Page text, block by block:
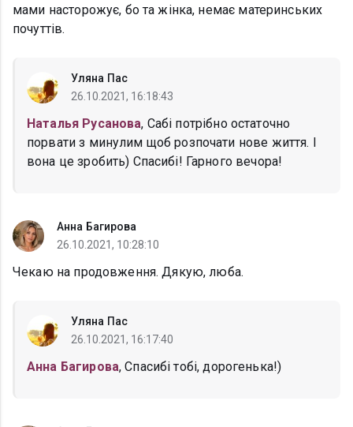
мами насторожує, бо та жінка, немає материнських
почуттів.
Уляна Пас
26.10.2021, 16:18:43
Наталья Русанова, Сабі потрібно остаточно
порвати з минулим щоб розпочати нове життя. І
вона це зробить) Спасибі! Гарного вечора!
Анна Багирова
26.10.2021, 10:28:10
Чекаю на продовження. Дякую, люба.
Уляна Пас
26.10.2021, 16:17:40
Анна Багирова, Спасибі тобі, дорогенька!)